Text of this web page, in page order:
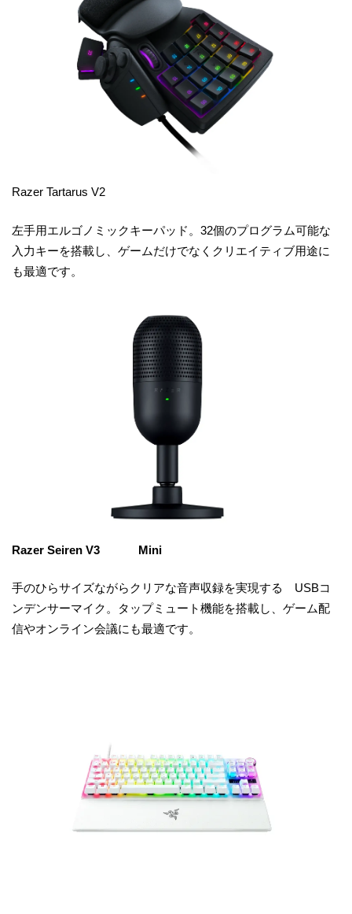
Razer Tartarus V2
左手用エルゴノミックキーパッド。32個のプログラム可能な
入力キーを搭載し、ゲームだけでなくクリエイティブ用途に
も最適です。
Razer Seiren V3 Mini
手のひらサイズながらクリアな音声収録を実現する USBコ
ンデンサーマイク。タップミュート機能を搭載し、ゲーム配
信やオンライン会議にも最適です。